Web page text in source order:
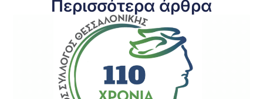
Περισσότερα άρθρα